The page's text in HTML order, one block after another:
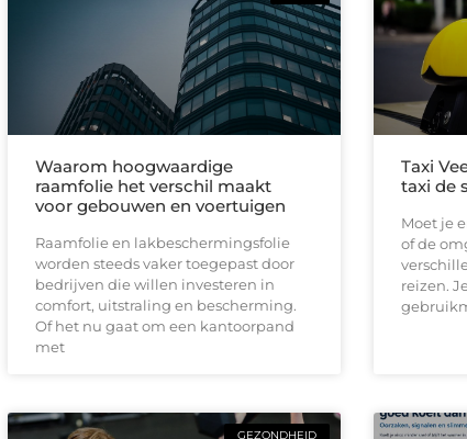
Waarom hoogwaardige
raamfolie het verschil maakt
voor gebouwen en voertuigen
Raamfolie en lakbeschermingsfolie
worden steeds vaker toegepast door
bedrijven die willen investeren in
comfort, uitstraling en bescherming.
Of het nu gaat om een kantoorpand
met
Taxi
taxi de
Moet je
of de
reizen.
GEZONDHEID